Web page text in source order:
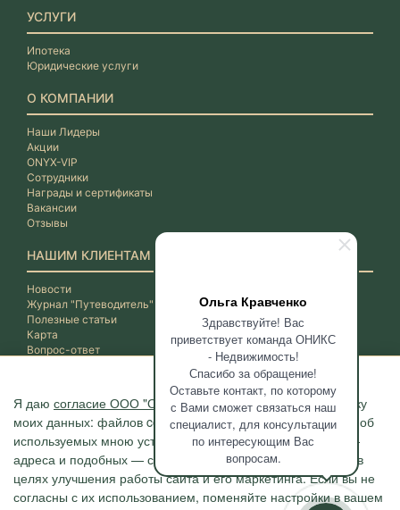
Ольга Кравченко
Здравствуйте! Вас
приветствует команда ОНИКС
- Недвижимость!
Спасибо за обращение!
Оставьте контакт, по которому
с Вами сможет связаться наш
специалист, для консультации
по интересующим Вас
вопросам.
Я даю согласие ООО "ОНИКС-Недвижимость"на обработку
моих данных: файлов cookie, сведений о моих действиях, об
используемых мною устройствах, даты и время сессии, IP-
адреса и подобных — с помощью метрических программ в
целях улучшения работы сайта и его маркетинга. Если вы не
согласны с их использованием, поменяйте настройки в вашем
УСЛУГИ
Ипотека
Юридические услуги
О КОМПАНИИ
Наши Лидеры
Акции
ONYX-VIP
Сотрудники
Награды и сертификаты
Вакансии
Отзывы
НАШИМ КЛИЕНТАМ
Новости
Журнал "Путеводитель"
Полезные статьи
Карта
Вопрос-ответ